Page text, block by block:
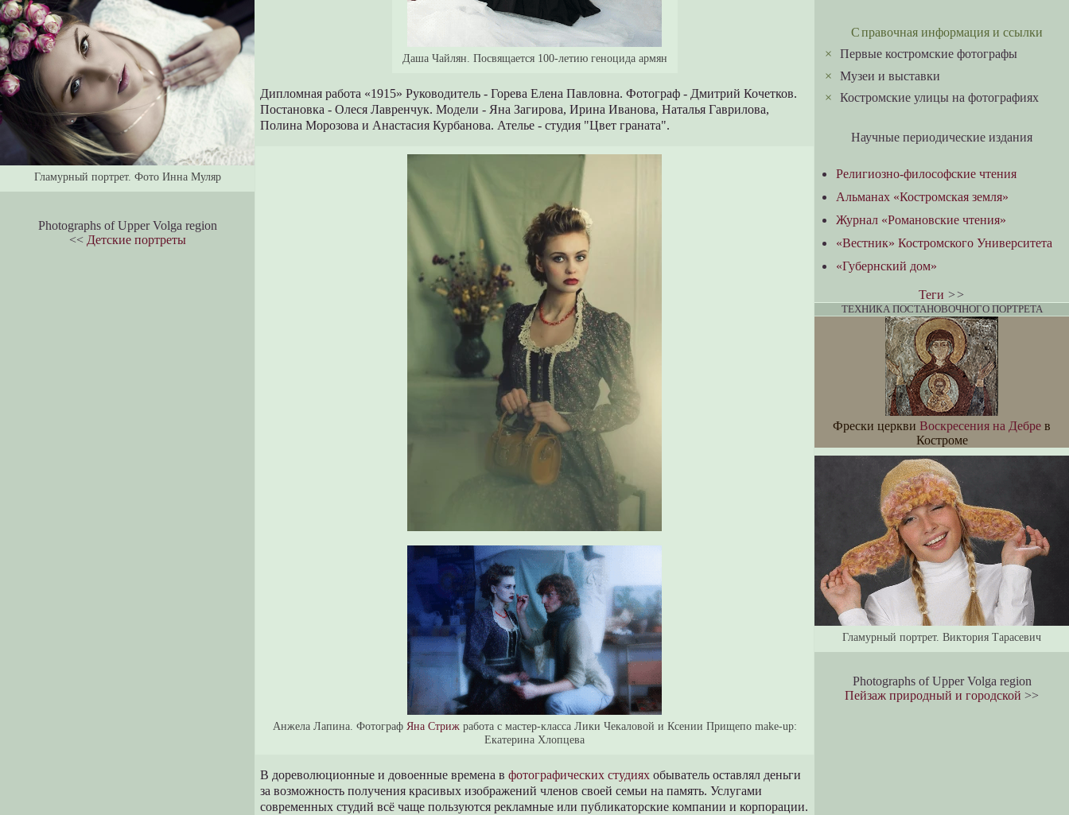
Даша Чайлян. Посвящается 100-летию геноцида армян
Дипломная работа «1915» Руководитель - Горева Елена Павловна. Фотограф - Дмитрий Кочетков.
Постановка - Олеся Лавренчук. Модели - Яна Загирова, Ирина Иванова, Наталья Гаврилова,
Полина Морозова и Анастасия Курбанова. Ателье - студия "Цвет граната".
Анжела Лапина. Фотограф Яна Стрижработа с мастер-класса Лики Чекаловой и Ксении Прищепо make-up:
Екатерина Хлопцева
В дореволюционные и довоенные времена вфотографических студиях обыватель оставлял деньги
за возможность получения красивых изображений членов своей семьи на память. Услугами
современных студий всё чаще пользуются рекламные или публикаторские компании и корпорации.
Гламурный портрет. Фото Инна Муляр
Photographs of Upper Volga region
<< Детские портреты
Справочная информация и ссылки
×Первые костромские фотографы
×Музеи и выставки
×Костромские улицы на фотографиях
Научные периодические издания
Религиозно-философские чтения
Альманах «Костромская земля»
Журнал «Романовские чтения»
«Вестник» Костромского Университета
«Губернский дом»
Теги >>
ТЕХНИКА ПОСТАНОВОЧНОГО ПОРТРЕТА
Фрески церкви Воскресения на Дебре в
Костроме
Гламурный портрет. Виктория Тарасевич
Photographs of Upper Volga region
Пейзаж природный и городской >>